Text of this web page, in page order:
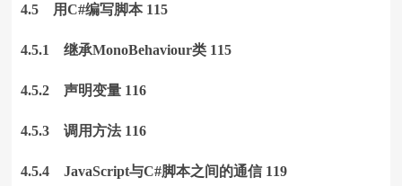
4.5 用C#编写脚本 115
4.5.1 继承MonoBehaviour类 115
4.5.2 声明变量 116
4.5.3 调用方法 116
4.5.4 JavaScript与C#脚本之间的通信 119